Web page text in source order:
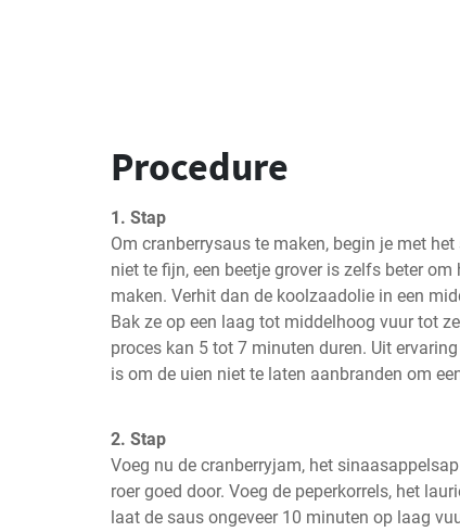
Procedure
1. Stap
Om cranberrysaus te maken, begin je met
niet te fijn, een beetje grover is zelfs beter
maken. Verhit dan de koolzaadolie in een
Bak ze op een laag tot middelhoog vuur tot
proces kan 5 tot 7 minuten duren. Uit
is om de uien niet te laten aanbranden om
2. Stap
Voeg nu de cranberryjam, het
roer goed door. Voeg de peperkorrels, het
laat de saus ongeveer 10 minuten op laag